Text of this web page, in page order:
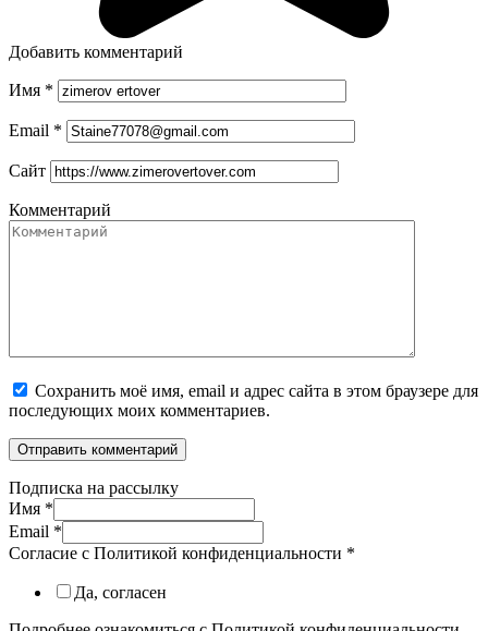
Добавить комментарий
Имя *
Email *
Сайт
Комментарий
Сохранить моё имя, email и адрес сайта в этом браузере для
последующих моих комментариев.
Подписка на рассылку
Имя *
Email *
Согласие с Политикой конфиденциальности *
Да, согласен